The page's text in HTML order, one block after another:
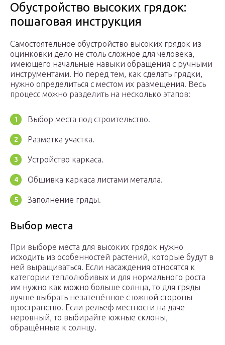
Обустройство высоких грядок:
пошаговая инструкция
Самостоятельное обустройство высоких грядок из
оцинковки дело не столь сложное для человека,
имеющего начальные навыки обращения с ручными
инструментами. Но перед тем, как сделать грядки,
нужно определиться с местом их размещения. Весь
процесс можно разделить на несколько этапов:
Выбор места под строительство.
Разметка участка.
Устройство каркаса.
Обшивка каркаса листами металла.
Заполнение гряды.
Выбор места
При выборе места для высоких грядок нужно
исходить из особенностей растений, которые будут в
ней выращиваться. Если насаждения относятся к
категории теплолюбивых и для нормального роста
им нужно как можно больше солнца, то для гряды
лучше выбрать незатенённое с южной стороны
пространство. Если рельеф местности на даче
неровный, то выбирайте южные склоны,
обращённые к солнцу.